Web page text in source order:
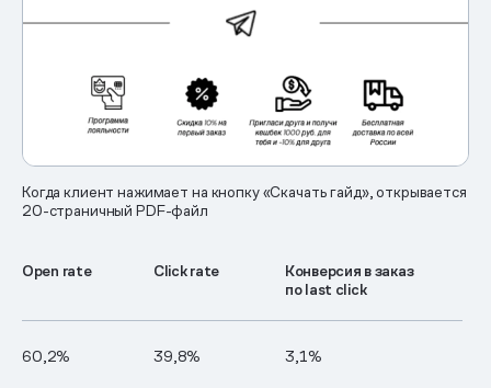
Когда клиент нажимает на кнопку «Скачать гайд», открывается
20-страничный PDF-файл
Open rate Click rate
Конверсия в заказ
по last click
60,2% 39,8% 3,1%